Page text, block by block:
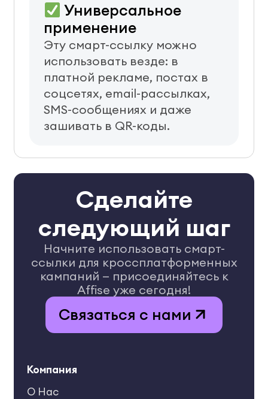
Универсальное
применение
Эту смарт-ссылку можно
использовать везде: в
платной рекламе, постах в
соцсетях, email-рассылках,
SMS-сообщениях и даже
зашивать в QR-коды.
Сделайте
следующий шаг
Начните использовать смарт-
ссылки для кроссплатформенных
кампаний — присоединяйтесь к
Affise уже сегодня!
Связаться с нами
Компания
О Нас